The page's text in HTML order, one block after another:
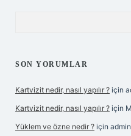
SON YORUMLAR
Kartvizit nedir, nasıl yapılır ? için
Kartvizit nedir, nasıl yapılır ? için
Yüklem ve özne nedir ? için admin